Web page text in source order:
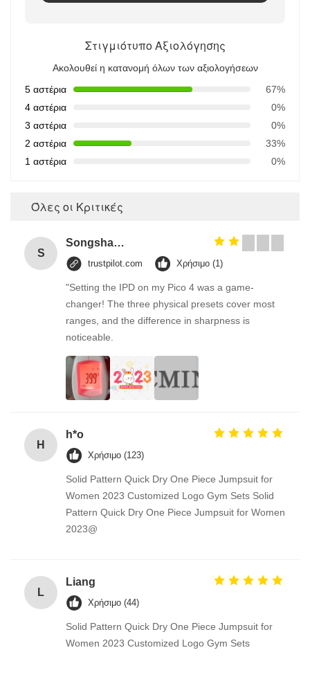
Στιγμιότυπο Αξιολόγησης
Ακολουθεί η κατανομή όλων των αξιολογήσεων
5 αστέρια
67%
4 αστέρια
0%
3 αστέρια
0%
2 αστέρια
33%
1 αστέρια
0%
Όλες οι Κριτικές
S
Songshang
trustpilot.com Χρήσιμο (1)
"Setting the IPD on my Pico 4 was a game-
changer! The three physical presets cover most
ranges, and the difference in sharpness is
noticeable.
H
h*o
Χρήσιμο (123)
Solid Pattern Quick Dry One Piece Jumpsuit for
Women 2023 Customized Logo Gym Sets Solid
Pattern Quick Dry One Piece Jumpsuit for Women
2023@
L
Liang
Χρήσιμο (44)
Solid Pattern Quick Dry One Piece Jumpsuit for
Women 2023 Customized Logo Gym Sets